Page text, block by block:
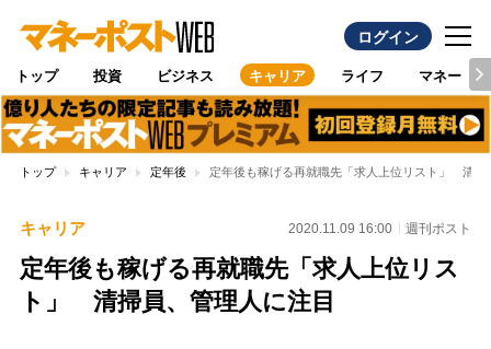
ログイン
トップ 投資 ビジネス キャリア ライフ マネー
トップ キャリア 定年後 定年後も稼げる再就職先「求人上位リスト」 清掃
キャリア 2020.11.09 16:00 週刊ポスト
定年後も稼げる再就職先「求人上位リス
ト」 清掃員、管理人に注目